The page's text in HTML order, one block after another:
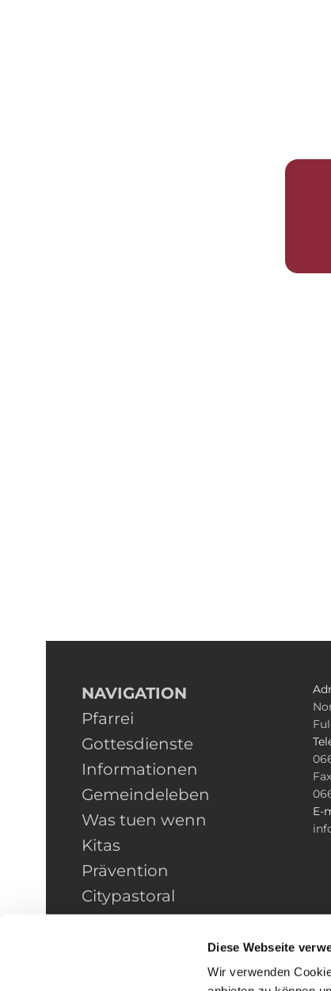
Diese Webseite
Wir verwenden
NAVIGATION
Pfarrei
Gottesdienste
Informationen
Gemeindeleben
Was tuen wenn
Kitas
Prävention
Citypastoral
Kontakt
HINWEISGEBERSCHUTZ
Fax
E-